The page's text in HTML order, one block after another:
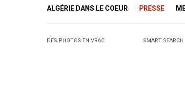
ALGÉRIE DANS LE COEUR PRESSE
DES PHOTOS EN VRAC SMART SEARCH